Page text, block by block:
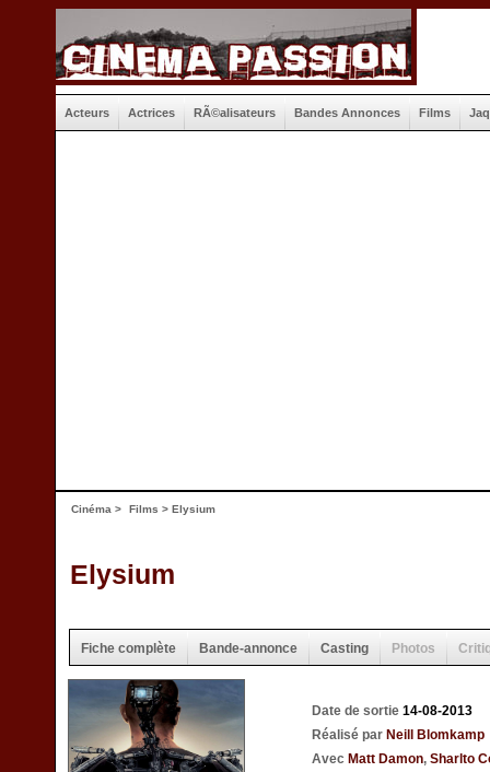
Acteurs Actrices RÃ©alisateurs Bandes Annonces Films
Cinéma > Films > Elysium
Elysium
Fiche complète Bande-annonce Casting Photos
Date de sortie 14-08-2013
Réalisé par Neill Blomkamp
Avec Matt Damon, Sharlto